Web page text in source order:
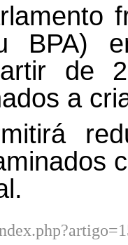
BPA)
de
a